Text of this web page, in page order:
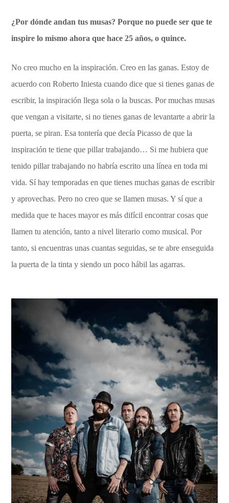
¿Por dónde andan tus musas? Porque no puede ser que te
inspire lo mismo ahora que hace 25 años, o quince.
No creo mucho en la inspiración. Creo en las ganas. Estoy de
acuerdo con Roberto Iniesta cuando dice que si tienes ganas de
escribir, la inspiración llega sola o la buscas. Por muchas musas
que vengan a visitarte, si no tienes ganas de levantarte a abrir la
puerta, se piran. Esa tontería que decía Picasso de que la
inspiración te tiene que pillar trabajando… Si me hubiera que
tenido pillar trabajando no habría escrito una línea en toda mi
vida. Sí hay temporadas en que tienes muchas ganas de escribir
y aprovechas. Pero no creo que se llamen musas. Y sí que a
medida que te haces mayor es más difícil encontrar cosas que
llamen tu atención, tanto a nivel literario como musical. Por
tanto, si encuentras unas cuantas seguidas, se te abre enseguida
la puerta de la tinta y siendo un poco hábil las agarras.